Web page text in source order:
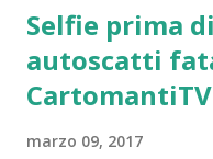
Selfie prima
autoscatti
marzo 09, 2017